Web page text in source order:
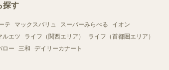
探す
テ マックスバリュ スーパーみらべる
イオン
ルエツ ライフ（関西エリア）
ライフ（首都圏エリア）
ロー 三和 デイリーカナート